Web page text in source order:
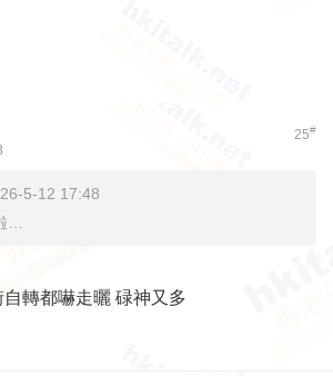
25#
5-12 17:48
…
轉都嚇走曬 碌神又多